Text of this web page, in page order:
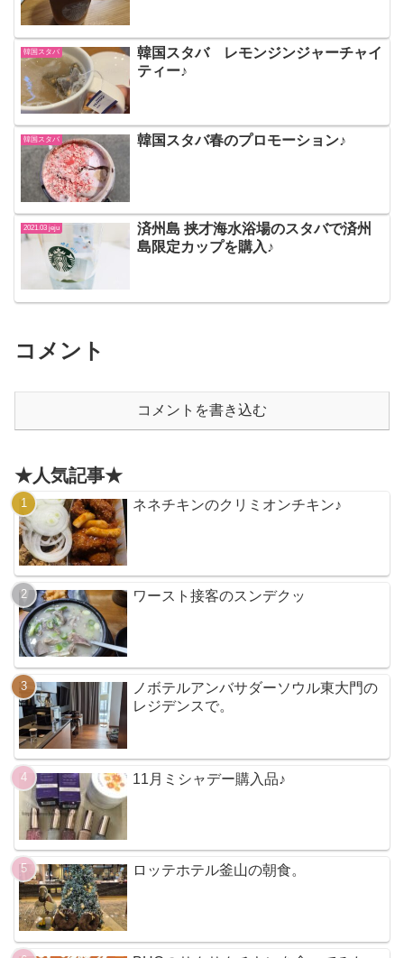
韓国スタバ
韓国スタバ レモンジンジャーチャイ
ティー♪
韓国スタバ 韓国スタバ春のプロモーション♪
2021.03 jeju
済州島 挟才海水浴場のスタバで済州
島限定カップを購入♪
コメント
コメントを書き込む
★人気記事★
ネネチキンのクリミオンチキン♪
ワースト接客のスンデクッ
ノボテルアンバサダーソウル東大門の
レジデンスで。
11月ミシャデー購入品♪
ロッテホテル釜山の朝食。